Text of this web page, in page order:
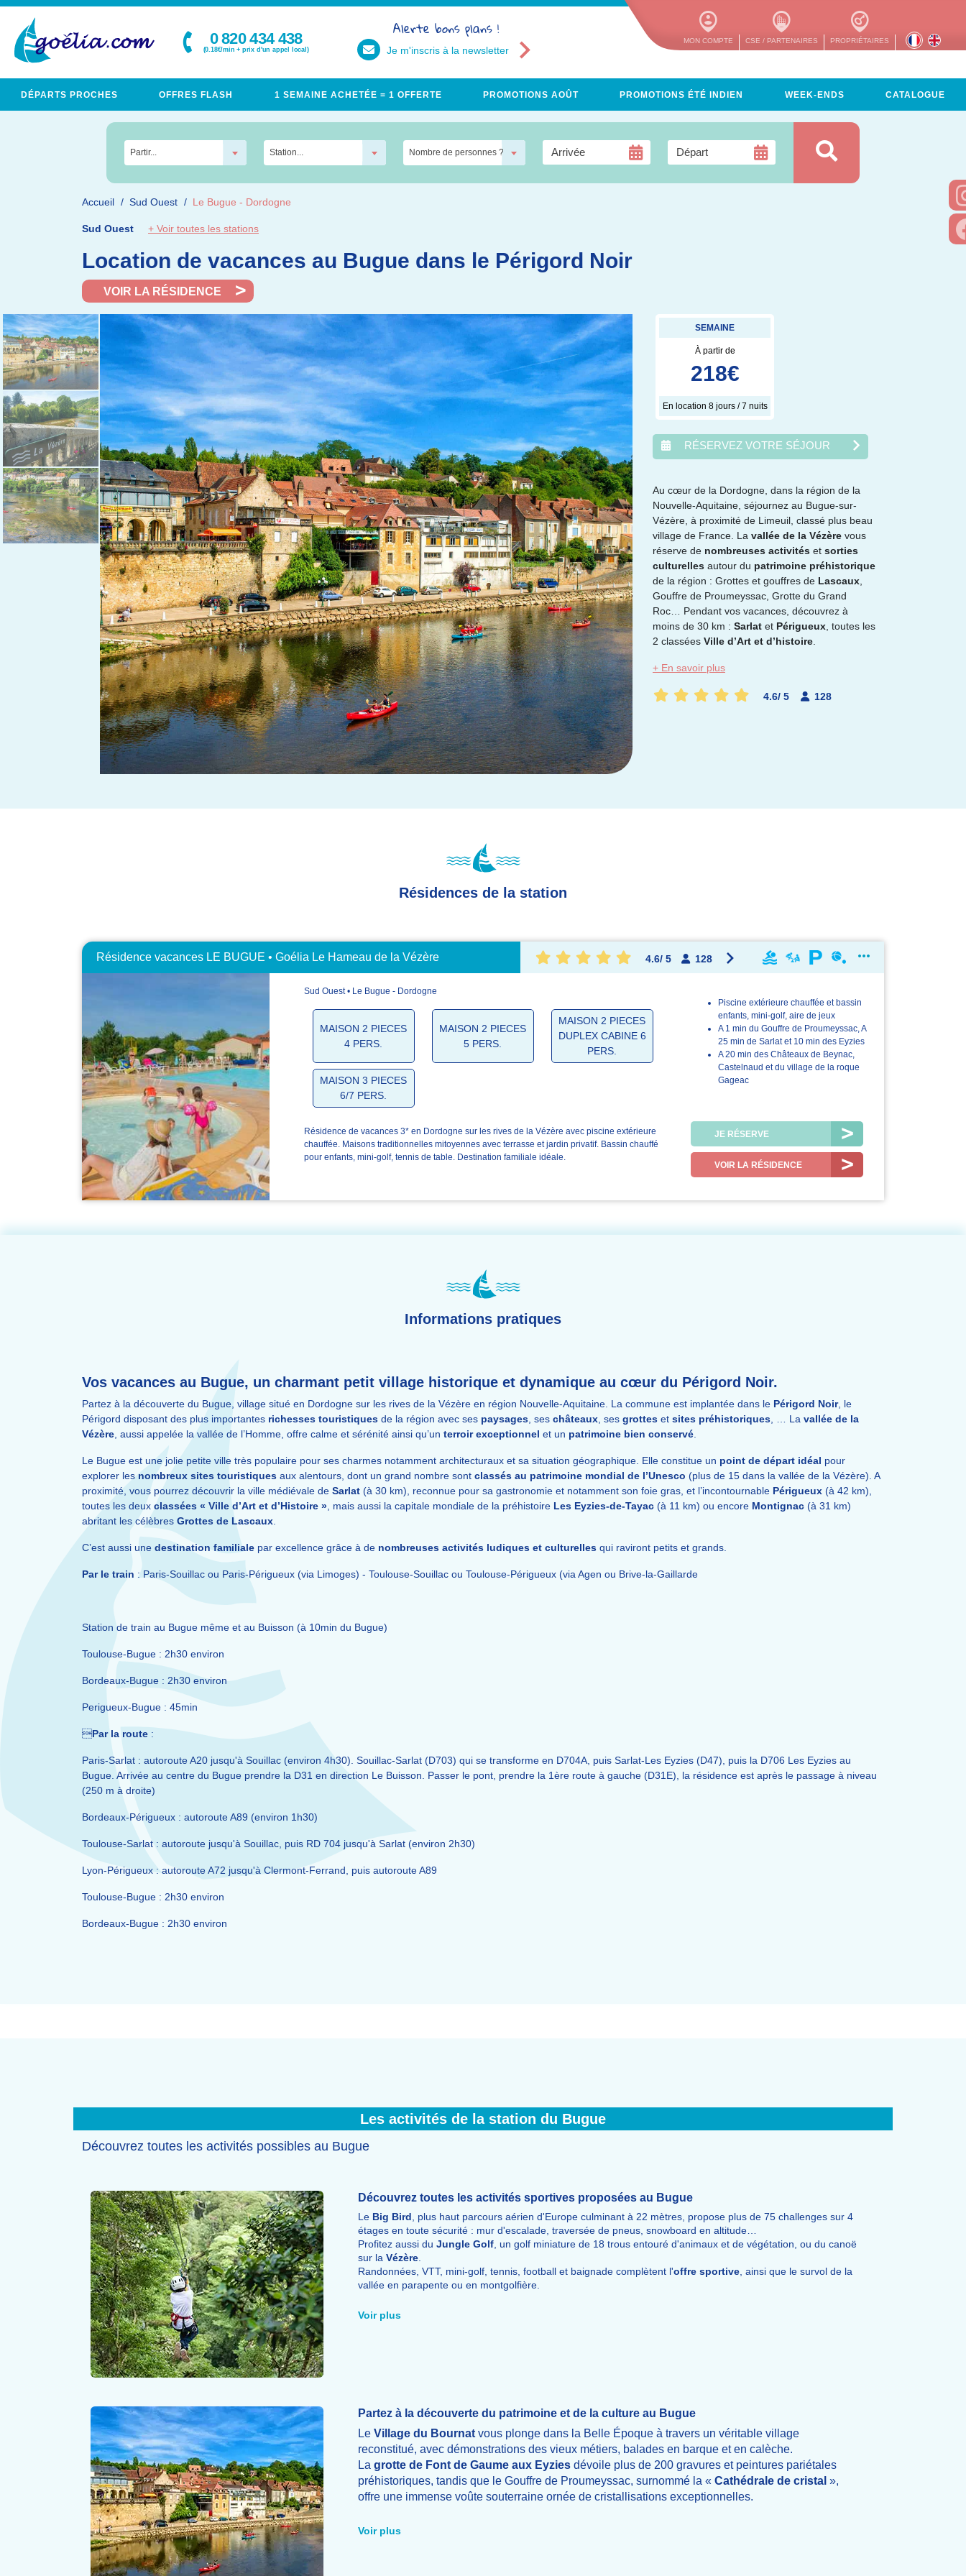
MON COMPTE CSE / PARTENAIRES PROPRIÉTAIRES
0 820 434 438
(0.18€/min + prix d'un appel local)
Alerte bons plans !
Je m'inscris à la newsletter
DÉPARTS PROCHES OFFRES FLASH 1 SEMAINE ACHETÉE = 1 OFFERTE PROMOTIONS AOÛT PROMOTIONS ÉTÉ INDIEN WEEK-ENDS CATALOGUE
Partir... Station... Nombre de personnes ?
Accueil Sud Ouest Le Bugue - Dordogne
Sud Ouest + Voir toutes les stations
Location de vacances au Bugue dans le Périgord Noir
VOIR LA RÉSIDENCE
SEMAINE
À partir de
218€
En location 8 jours / 7 nuits
RÉSERVEZ VOTRE SÉJOUR
août 2026
lun. mar. mer. jeu. ven. sam. dim.
1
2
3
4 5 6 7 8
9
10
11 12 13 14 15
16
17
18 19 20 21 22
23
24
25 26 27 28 29
30
31
OK !
Au cœur de la Dordogne, dans la région de la
Nouvelle-Aquitaine, séjournez au Bugue-sur-
Vézère, à proximité de Limeuil, classé plus beau
village de France. La vallée de la Vézère vous
réserve de nombreuses activités et sorties
culturelles autour du patrimoine préhistorique
de la région : Grottes et gouffres de Lascaux
Gouffre de Proumeyssac, Grotte du Grand
Roc… Pendant vos vacances, découvrez à
moins de 30 km : Sarlat et Périgueux , toutes les
2 classées Ville d’Art et d’histoire
+ En savoir plus
4.6/ 5 128
Résidences de la station
Résidence vacances LE BUGUE • Goélia Le Hameau de la Vézère 4.6/ 5 128
4.7/5 4.6/5
La résidence
4.6/5
Votre séjour
4.8/5
la région
Sud Ouest • Le Bugue - Dordogne
MAISON 2 PIECES
4 PERS.
MAISON 2 PIECES
5 PERS.
MAISON 2 PIECES
DUPLEX CABINE 6
PERS.
MAISON 3 PIECES
6/7 PERS.
Résidence de vacances 3* en Dordogne sur les rives de la Vézère avec piscine extérieure
chauffée. Maisons traditionnelles mitoyennes avec terrasse et jardin privatif. Bassin chauffé
pour enfants, mini-golf, tennis de table. Destination familiale idéale.
Piscine extérieure chauffée et bassin
enfants, mini-golf, aire de jeux
A 1 min du Gouffre de Proumeyssac, A
25 min de Sarlat et 10 min des Eyzies
A 20 min des Châteaux de Beynac,
Castelnaud et du village de la roque
Gageac
JE RÉSERVE
VOIR LA RÉSIDENCE
Informations pratiques
Vos vacances au Bugue, un charmant petit village historique et dynamique au cœur du Périgord Noir.
Partez à la découverte du Bugue, village situé en Dordogne sur les rives de la Vézère en région Nouvelle-Aquitaine. La commune est implantée dans le Périgord Noir, le
Périgord disposant des plus importantes richesses touristiques de la région avec ses paysages, ses châteaux, ses grottes et sites préhistoriques, … La vallée de la
Vézère, aussi appelée la vallée de l’Homme, offre calme et sérénité ainsi qu’un terroir exceptionnel et un patrimoine bien conservé.
Le Bugue est une jolie petite ville très populaire pour ses charmes notamment architecturaux et sa situation géographique. Elle constitue un point de départ idéal pour
explorer lesnombreux sites touristiques aux alentours, dont un grand nombre sont classés au patrimoine mondial de l’Unesco (plus de 15 dans la vallée de la Vézère). A
proximité, vous pourrez découvrir la ville médiévale de Sarlat (à 30 km), reconnue pour sa gastronomie et notamment son foie gras, et l’incontournable Périgueux (à 42 km),
toutes les deux classées « Ville d’Art et d’Histoire », mais aussi la capitale mondiale de la préhistoire Les Eyzies-de-Tayac (à 11 km) ou encore Montignac (à 31 km)
abritant les célèbres Grottes de Lascaux.
C’est aussi une destination familiale par excellence grâce à de nombreuses activités ludiques et culturelles qui raviront petits et grands.
Par le train : Paris-Souillac ou Paris-Périgueux (via Limoges) - Toulouse-Souillac ou Toulouse-Périgueux (via Agen ou Brive-la-Gaillarde
Station de train au Bugue même et au Buisson (à 10min du Bugue)
Toulouse-Bugue : 2h30 environ
Bordeaux-Bugue : 2h30 environ
Perigueux-Bugue : 45min
Par la route :
Paris-Sarlat : autoroute A20 jusqu'à Souillac (environ 4h30). Souillac-Sarlat (D703) qui se transforme en D704A, puis Sarlat-Les Eyzies (D47), puis la D706 Les Eyzies au
Bugue. Arrivée au centre du Bugue prendre la D31 en direction Le Buisson. Passer le pont, prendre la 1ère route à gauche (D31E), la résidence est après le passage à niveau
(250 m à droite)
Bordeaux-Périgueux : autoroute A89 (environ 1h30)
Toulouse-Sarlat : autoroute jusqu'à Souillac, puis RD 704 jusqu'à Sarlat (environ 2h30)
Lyon-Périgueux : autoroute A72 jusqu'à Clermont-Ferrand, puis autoroute A89
Toulouse-Bugue : 2h30 environ
Bordeaux-Bugue : 2h30 environ
Les activités de la station du Bugue
Découvrez toutes les activités possibles au Bugue
Découvrez toutes les activités sportives proposées au Bugue
Le Big Bird, plus haut parcours aérien d'Europe culminant à 22 mètres, propose plus de 75 challenges sur 4
étages en toute sécurité : mur d'escalade, traversée de pneus, snowboard en altitude…
Profitez aussi du Jungle Golf, un golf miniature de 18 trous entouré d'animaux et de végétation, ou du canoë
sur la Vézère.
Randonnées, VTT, mini-golf, tennis, football et baignade complètent l'offre sportive, ainsi que le survol de la
vallée en parapente ou en montgolfière.
Voir plus
Partez à la découverte du patrimoine et de la culture au Bugue
LeVillage du Bournatvous plonge dans la Belle Époque à travers un véritable village
reconstitué, avec démonstrations des vieux métiers, balades en barque et en calèche.
La grotte de Font de Gaume aux Eyziesdévoile plus de 200 gravures et peintures pariétales
préhistoriques, tandis que le Gouffre de Proumeyssac, surnommé la « Cathédrale de cristal »,
offre une immense voûte souterraine ornée de cristallisations exceptionnelles.
Milandes), bastides (Domme, Monpazier) et villages classés parmi les plus beaux de France
Voir plus